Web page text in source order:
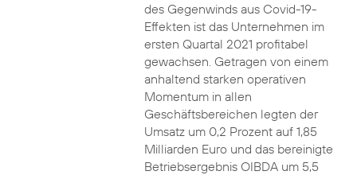
des Gegenwinds aus Covid-19-
Effekten ist das Unternehmen im
ersten Quartal 2021 profitabel
gewachsen. Getragen von einem
anhaltend starken operativen
Momentum in allen
Geschäftsbereichen legten der
Umsatz um 0,2 Prozent auf 1,85
Milliarden Euro und das bereinigte
Betriebsergebnis OIBDA um 5,5